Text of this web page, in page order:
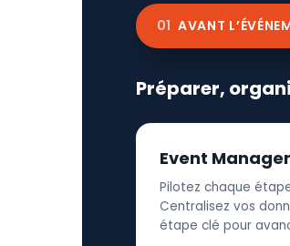
01 AVANT
Préparer,
Event
Pilotez chaque
Centralisez vos
étape clé pour